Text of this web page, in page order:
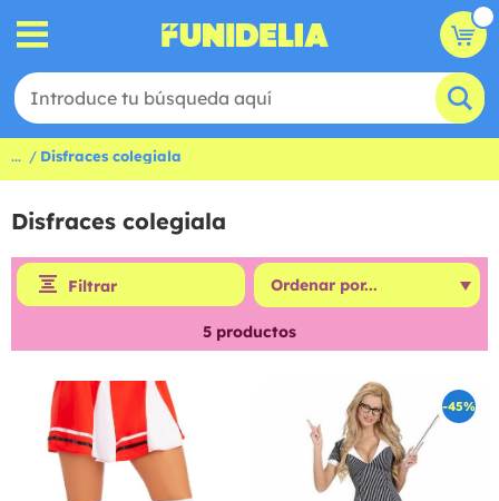
... Disfraces colegiala
Disfraces colegiala
Filtrar
5 productos
-45%